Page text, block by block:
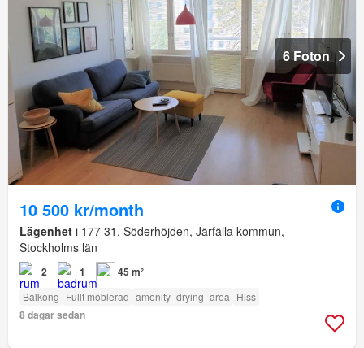
6 Foton
10 500 kr/month
Lägenhet i 177 31, Söderhöjden, Järfälla kommun,
Stockholms län
2 1 45 m²
Balkong Fullt möblerad amenity_drying_area Hiss
8 dagar sedan